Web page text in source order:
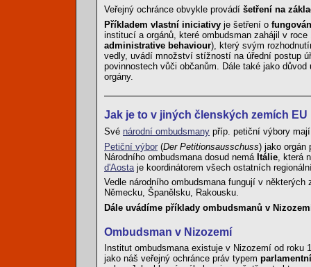
Veřejný ochránce obvykle provádí šetření na
Příkladem vlastní iniciativy je šetření o
institucí a orgánů, které ombudsman zahájil v
administrative behaviour), který svým
vedly, uvádí množství stížností na úřední postup
povinnostech vůči občanům. Dále také jako
orgány.
Jak je to v jiných členských zemích EU
Své národní ombudsmany příp. petiční výbory
Petiční výbor (Der Petitionsausschuss) jako orgán
Národního ombudsmana dosud nemá Itálie , která
d'Aosta je koordinátorem všech ostatních
Vedle národního ombudsmana fungují v
Německu, Španělsku, Rakousku.
Dále uvádíme příklady ombudsmanů v
Ombudsman v Nizozemí
Institut ombudsmana existuje v Nizozemí od
jako náš veřejný ochránce práv typem